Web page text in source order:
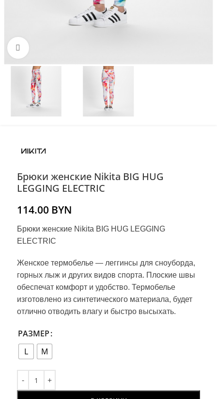
Нажмите, чтобы увеличить
Брюки женские Nikita BIG HUG
LEGGING ELECTRIC
114.00 BYN
Брюки женские Nikita BIG HUG LEGGING
ELECTRIC
Женское термобелье — леггинсы для сноуборда,
горных лыж и других видов спорта. Плоские швы
обеспечат комфорт и удобство. Термобелье
изготовлено из синтетического материала, будет
отлично отводить влагу и быстро высыхать.
РАЗМЕР
L
M